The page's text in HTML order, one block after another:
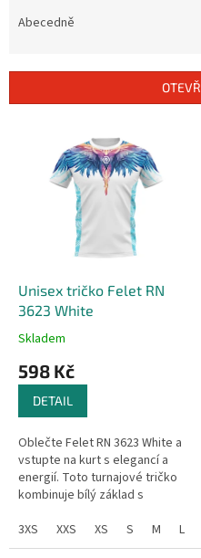
r
Abecedně
Unisex tričko Felet RN
3623 White
Skladem
598 Kč
DETAIL
Oblečte Felet RN 3623 White a
vstupte na kurt s elegancí a
energií. Toto turnajové tričko
kombinuje bílý základ s
odstínech modré, tyrkysové a
fialové,...
3XS XXS XS S M L